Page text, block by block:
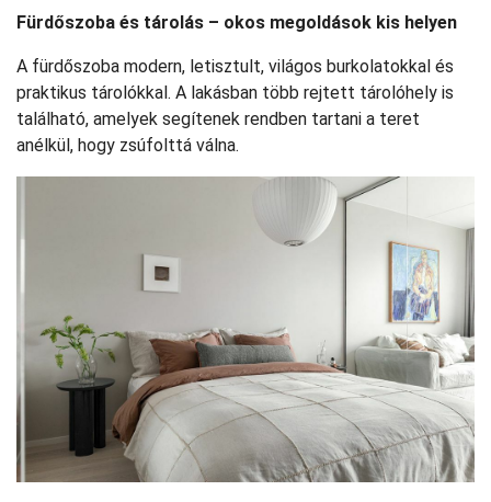
Fürdőszoba és tárolás – okos megoldások kis helyen
A fürdőszoba modern, letisztult, világos burkolatokkal és
praktikus tárolókkal. A lakásban több rejtett tárolóhely is
található, amelyek segítenek rendben tartani a teret
anélkül, hogy zsúfolttá válna.